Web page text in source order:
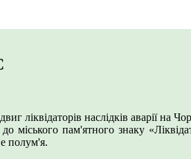
наслідків аварії на
міського пам'ятного знаку
полум'я.